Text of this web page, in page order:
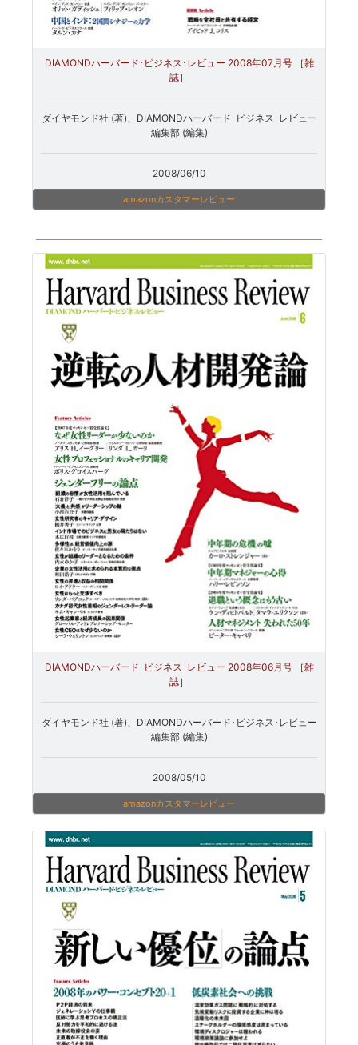
DIAMONDハーバード･ビジネス･レビュー 2008年07月号 ［雑
誌］
ダイヤモンド社 (著)、DIAMONDハーバード･ビジネス･レビュー
編集部 (編集)
2008/06/10
amazonカスタマーレビュー
DIAMONDハーバード･ビジネス･レビュー 2008年06月号 ［雑
誌］
ダイヤモンド社 (著)、DIAMONDハーバード･ビジネス･レビュー
編集部 (編集)
2008/05/10
amazonカスタマーレビュー